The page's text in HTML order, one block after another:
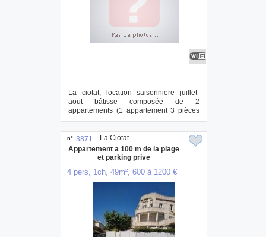
La ciotat, location saisonniere juillet-
aout bâtisse composée de 2
appartements (1 appartement 3 pièces
avec toit terra...
n° 3871
Appartement a 100 m de la plage
et parking prive
4 pers, 1ch, 49m², 600 à 1200 €
La Ciotat